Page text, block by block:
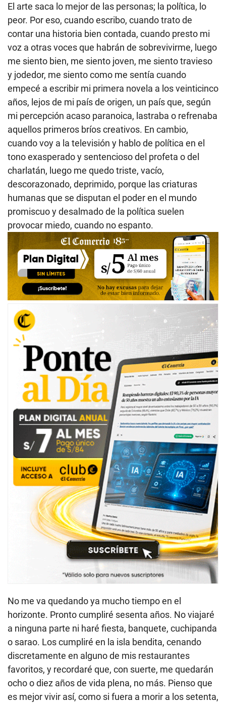
El arte saca lo mejor de las personas; la política, lo
peor. Por eso, cuando escribo, cuando trato de
contar una historia bien contada, cuando presto mi
voz a otras voces que habrán de sobrevivirme, luego
me siento bien, me siento joven, me siento travieso
y jodedor, me siento como me sentía cuando
empecé a escribir mi primera novela a los veinticinco
años, lejos de mi país de origen, un país que, según
mi percepción acaso paranoica, lastraba o refrenaba
aquellos primeros bríos creativos. En cambio,
cuando voy a la televisión y hablo de política en el
tono exasperado y sentencioso del profeta o del
charlatán, luego me quedo triste, vacío,
descorazonado, deprimido, porque las criaturas
humanas que se disputan el poder en el mundo
promiscuo y desalmado de la política suelen
provocar miedo, cuando no espanto.
No me va quedando ya mucho tiempo en el
horizonte. Pronto cumpliré sesenta años. No viajaré
a ninguna parte ni haré fiesta, banquete, cuchipanda
o sarao. Los cumpliré en la isla bendita, cenando
discretamente en alguno de mis restaurantes
favoritos, y recordaré que, con suerte, me quedarán
ocho o diez años de vida plena, no más. Pienso que
es mejor vivir así, como si fuera a morir a los setenta,